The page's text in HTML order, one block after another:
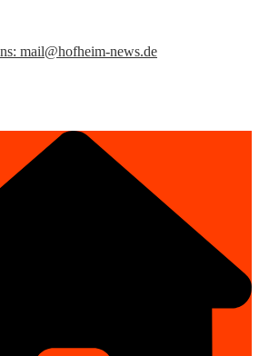
mail@hofheim-news.de